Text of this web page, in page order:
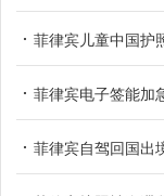
菲律宾儿童中国护
菲律宾电子签能加
菲律宾自驾回国出境